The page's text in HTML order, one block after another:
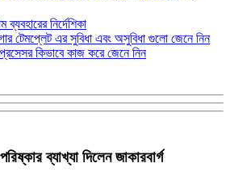
নির্দেশিকা
টেমপ্লেট এর সুবিধা এবং অসুবিধা গুলো জেনে নিন
কিভাবে কাজ করে জেনে নিন
ব্যাখ্যা দিলেন জাকারবার্গ